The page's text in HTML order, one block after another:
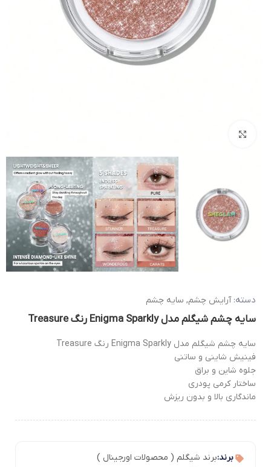
دسته: آرایش چشم, سایه چشم
سایه چشم شیگلم مدل Enigma Sparkly رنگ Treasure
سایه چشم شیگلم مدل Enigma Sparkly رنگ Treasure
فینیش شاینی و ساتنی
جلوه شاین و براق
ساختار کرمی پودری
ماندگاری بالا و بدون ریزش
برند:برند شیگلم ( محصولات اورجینال )